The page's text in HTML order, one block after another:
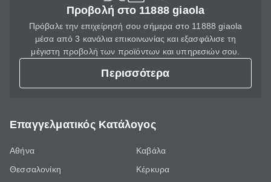
Προβολή στο 11888 giaola
Πρόβαλε την επιχείρησή σου σήμερα στο 11888 giaola
μέσα από 3 κανάλια επικοινωνίας και εξασφάλισε τη
μέγιστη προβολή των προϊόντων και υπηρεσιών σου.
Περισσότερα
Επαγγελματικός Κατάλογος
Αθήνα
Θεσσαλονίκη
Καβάλα
Κέρκυρα